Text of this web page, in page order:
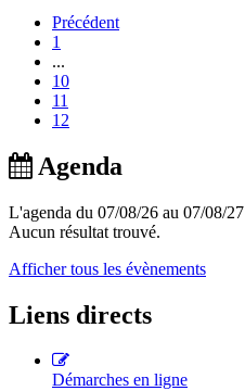
Précédent
1
...
10
11
12
Agenda
L'agenda du 07/08/26 au 07/08/27
Aucun résultat trouvé.
Afficher tous les évènements
Liens directs
Démarches en ligne